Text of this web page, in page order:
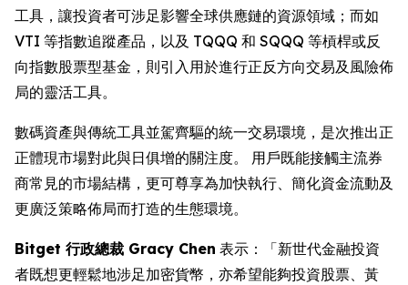
工具，讓投資者可涉足影響全球供應鏈的資源領域；而如
VTI 等指數追蹤產品，以及 TQQQ 和 SQQQ 等槓桿或反
向指數股票型基金，則引入用於進行正反方向交易及風險佈
局的靈活工具。
數碼資產與傳統工具並駕齊驅的統一交易環境，是次推出正
正體現市場對此與日俱增的關注度。 用戶既能接觸主流券
商常見的市場結構，更可尊享為加快執行、簡化資金流動及
更廣泛策略佈局而打造的生態環境。
Bitget 行政總裁 Gracy Chen 表示：「新世代金融投資
者既想更輕鬆地涉足加密貨幣，亦希望能夠投資股票、黃